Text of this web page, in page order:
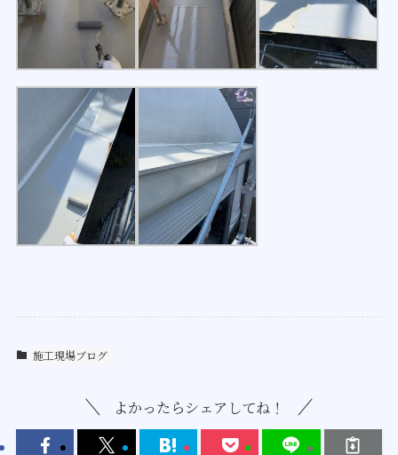
施工現場ブログ
よかったらシェアしてね！